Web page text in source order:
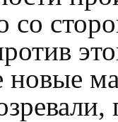
со
новые